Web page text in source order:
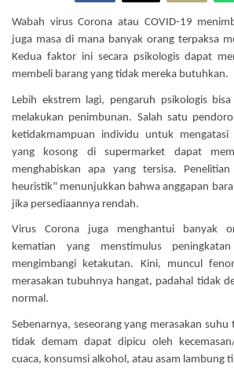
Wabah virus Corona atau COVID-19
juga masa di mana banyak orang terpaksa
Kedua faktor ini secara psikologis dapat
membeli barang yang tidak mereka butuhkan.
Lebih ekstrem lagi, pengaruh psikologis
melakukan penimbunan. Salah satu
ketidakmampuan individu untuk
yang kosong di supermarket dapat
menghabiskan apa yang tersisa.
heuristik" menunjukkan bahwa anggapan
jika persediaannya rendah.
Virus Corona juga menghantui banyak
kematian yang menstimulus
mengimbangi ketakutan. Kini, muncul
merasakan tubuhnya hangat, padahal tidak
normal.
Sebenarnya, seseorang yang merasakan
tidak demam dapat dipicu oleh
cuaca, konsumsi alkohol, atau asam lambung